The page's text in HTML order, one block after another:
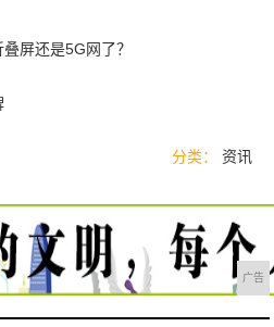
屏还是5G网了？
分类： 资讯
广告